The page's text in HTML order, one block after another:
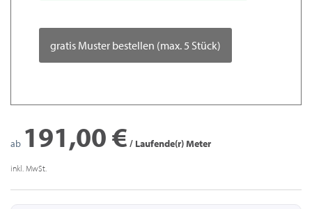
gratis Muster bestellen (max. 5 Stück)
ab 191,00 € / Laufende(r) Meter
inkl. MwSt.